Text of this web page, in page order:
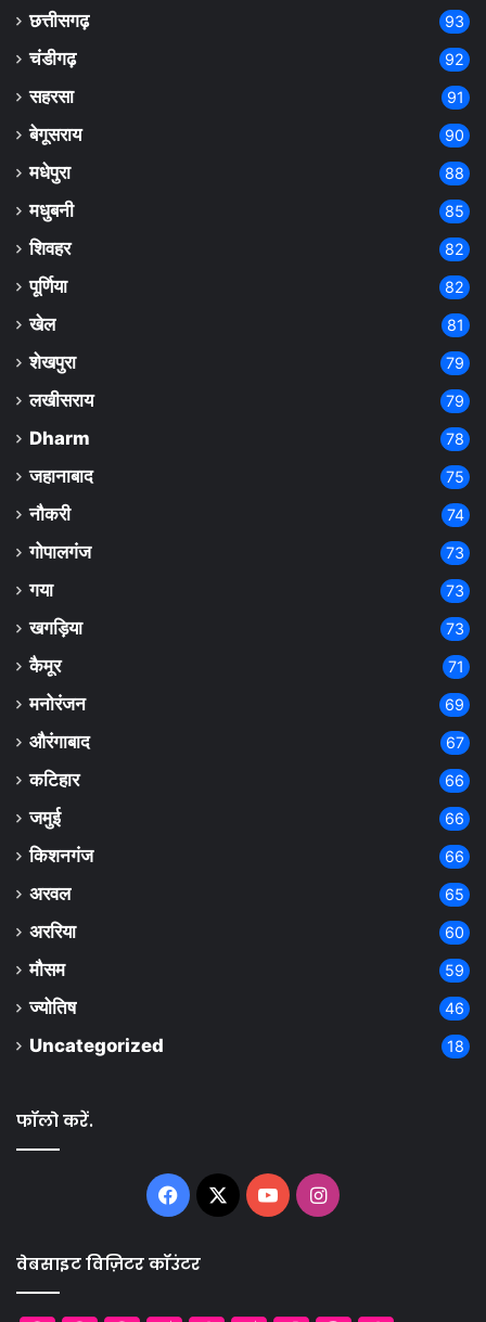
छत्तीसगढ़ 93
चंडीगढ़ 92
सहरसा 91
बेगूसराय 90
मधेपुरा 88
मधुबनी 85
शिवहर 82
पूर्णिया 82
खेल 81
शेखपुरा 79
लखीसराय 79
Dharm 78
जहानाबाद 75
नौकरी 74
गोपालगंज 73
गया 73
खगड़िया 73
कैमूर 71
मनोरंजन 69
औरंगाबाद 67
कटिहार 66
जमुई 66
किशनगंज 66
अरवल 65
अररिया 60
मौसम 59
ज्योतिष 46
Uncategorized 18
फॉलो करें.
Facebook
X YouTubeInstagram
वेबसाइट विज़िटर कॉउंटर